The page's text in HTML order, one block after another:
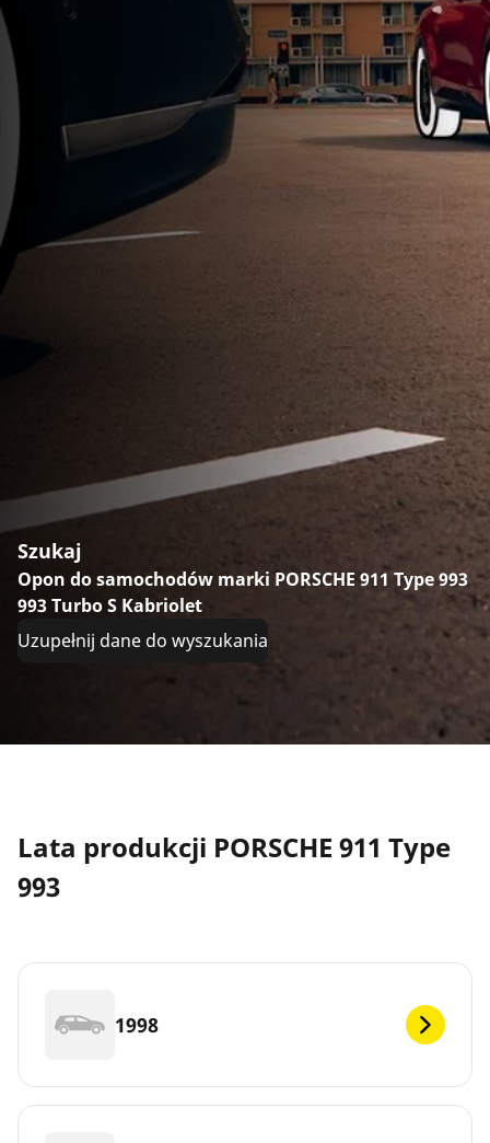
Szukaj
Opon do samochodów marki PORSCHE 911 Type 993
993 Turbo S Kabriolet
Uzupełnij dane do wyszukania
Lata produkcji PORSCHE 911 Type
993
1998